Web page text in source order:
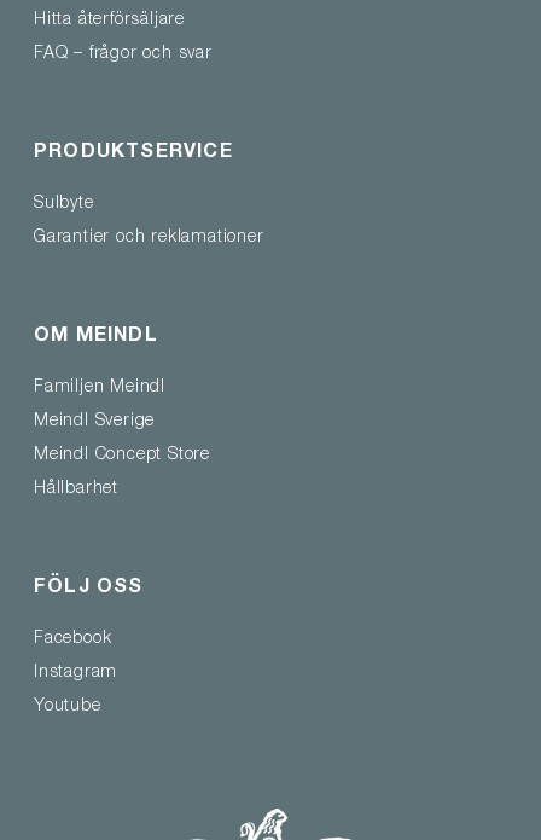
Hitta återförsäljare
FAQ – frågor och svar
PRODUKTSERVICE
Sulbyte
Garantier och reklamationer
OM MEINDL
Familjen Meindl
Meindl Sverige
Meindl Concept Store
Hållbarhet
FÖLJ OSS
Facebook
Instagram
Youtube